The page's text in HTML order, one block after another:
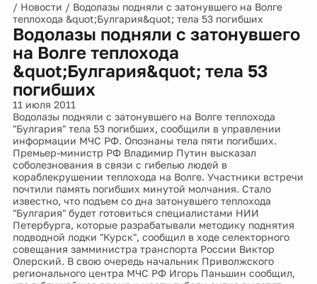
/ Новости / Водолазы подняли с затонувшего на Волге
теплохода &quot;Булгария&quot; тела 53 погибших
Водолазы подняли с затонувшего
на Волге теплохода
&quot;Булгария&quot; тела 53
погибших
11 июля 2011
Водолазы подняли с затонувшего на Волге теплохода
"Булгария" тела 53 погибших, сообщили в управлении
информации МЧС РФ. Опознаны тела пяти погибших.
Премьер-министр РФ Владимир Путин высказал
соболезнования в связи с гибелью людей в
кораблекрушении теплохода на Волге. Участники встречи
почтили память погибших минутой молчания. Стало
известно, что подъем со дна затонувшего теплохода
"Булгария" будет готовиться специалистами НИИ
Петербурга, которые разрабатывали методику поднятия
подводной лодки "Курск", сообщил в ходе селекторного
совещания замминистра транспорта России Виктор
Олерский. В свою очередь начальник Приволжского
регионального центра МЧС РФ Игорь Паньшин сообщил,